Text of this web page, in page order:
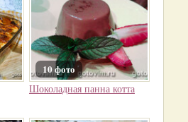
10 фото
Шоколадная панна котта